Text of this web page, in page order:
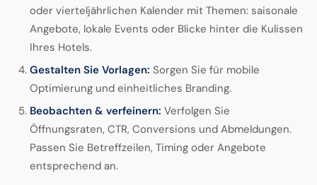
oder vierteljährlichen Kalender mit Themen: saisonale
Angebote, lokale Events oder Blicke hinter die Kulissen
Ihres Hotels.
Gestalten Sie Vorlagen: Sorgen Sie für mobile
Optimierung und einheitliches Branding.
Beobachten & verfeinern: Verfolgen Sie
Öffnungsraten, CTR, Conversions und Abmeldungen.
Passen Sie Betreffzeilen, Timing oder Angebote
entsprechend an.